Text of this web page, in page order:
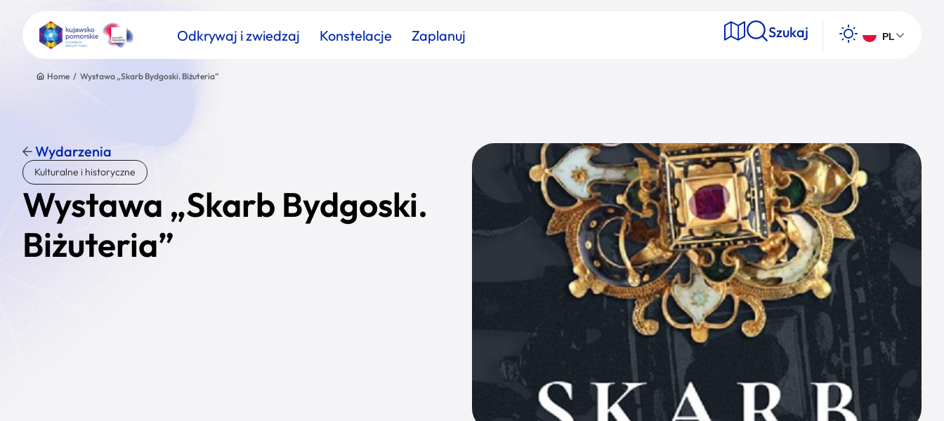
Odkrywaj i zwiedzaj Konstelacje Zaplanuj Szukaj PL
Znajdź atrakcję
Nazwa atrakcji Kategoria Wyszukaj
Home / Wystawa „Skarb Bydgoski. Biżuteria”
Wydarzenia
Kulturalne i historyczne
Wystawa „Skarb Bydgoski.
Biżuteria”